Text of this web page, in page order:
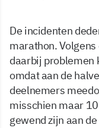
De incidenten
marathon.
daarbij problemen
omdat aan de
deelnemers
misschien maar
gewend zijn aan